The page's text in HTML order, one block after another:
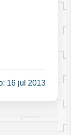
16 jul 2013